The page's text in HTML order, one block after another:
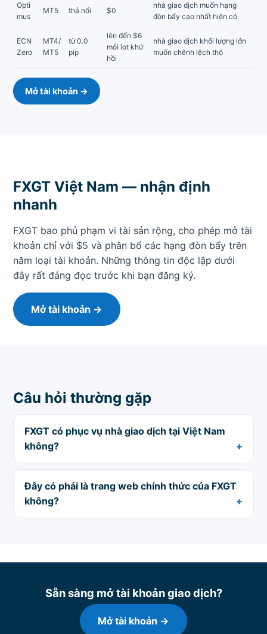
Opti
mus
MT5 thả nổi $0
nhà giao dịch muốn hạng
đòn bẩy cao nhất hiện có
ECN
Zero
MT4/
MT5
từ 0.0
pip
lên đến $6
mỗi lot khứ
hồi
nhà giao dịch khối lượng lớn
muốn chênh lệch thô
Mở tài khoản →
FXGT Việt Nam — nhận định
nhanh
FXGT bao phủ phạm vi tài sản rộng, cho phép mở tài
khoản chỉ với $5 và phân bổ các hạng đòn bẩy trên
năm loại tài khoản. Những thông tin độc lập dưới
đây rất đáng đọc trước khi bạn đăng ký.
Mở tài khoản →
Câu hỏi thường gặp
FXGT có phục vụ nhà giao dịch tại Việt Nam
không?
Đây có phải là trang web chính thức của FXGT
không?
Sẵn sàng mở tài khoản giao dịch?
Mở tài khoản →